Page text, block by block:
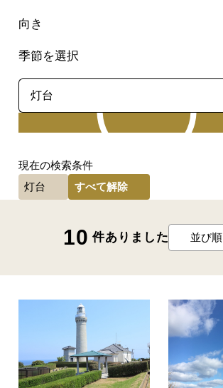
向き
季節を選択
現在の検索条件
灯台
すべて解除
10 件ありました 並び順